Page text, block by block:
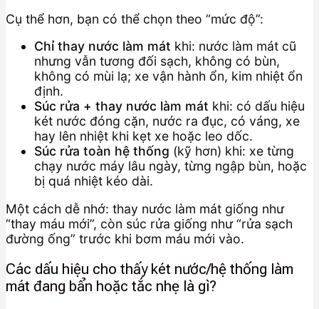
Cụ thể hơn, bạn có thể chọn theo “mức độ”:
Chỉ thay nước làm mát khi: nước làm mát cũ
nhưng vẫn tương đối sạch, không có bùn,
không có mùi lạ; xe vận hành ổn, kim nhiệt ổn
định.
Súc rửa + thay nước làm mát khi: có dấu hiệu
két nước đóng cặn, nước ra đục, có váng, xe
hay lên nhiệt khi kẹt xe hoặc leo dốc.
Súc rửa toàn hệ thống (kỹ hơn) khi: xe từng
chạy nước máy lâu ngày, từng ngập bùn, hoặc
bị quá nhiệt kéo dài.
Một cách dễ nhớ: thay nước làm mát giống như
“thay máu mới”, còn súc rửa giống như “rửa sạch
đường ống” trước khi bơm máu mới vào.
Các dấu hiệu cho thấy két nước/hệ thống làm
mát đang bẩn hoặc tắc nhẹ là gì?